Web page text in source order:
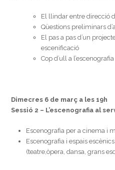
El llindar entre direcció
Qüestions preliminars
El pas a pas d’un
escenificació
Cop d’ull a
Dimecres 6 de març a les 19h
Sessió 2 – L’escenografia al
Escenografia per a cinema i
Escenografia i espais
(teatre,òpera, dansa, grans